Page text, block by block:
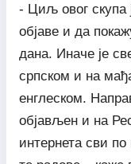
- Циљ овог скупа
објаве и да
дана. Иначе је
српском и на
енглеском.
објављен и на
интернета сви